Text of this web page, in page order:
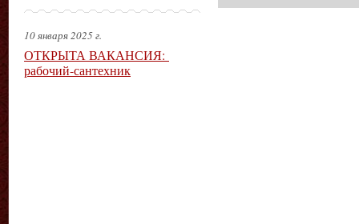
10 января 2025 г.
ОТКРЫТА ВАКАНСИЯ:
рабочий-сантехник